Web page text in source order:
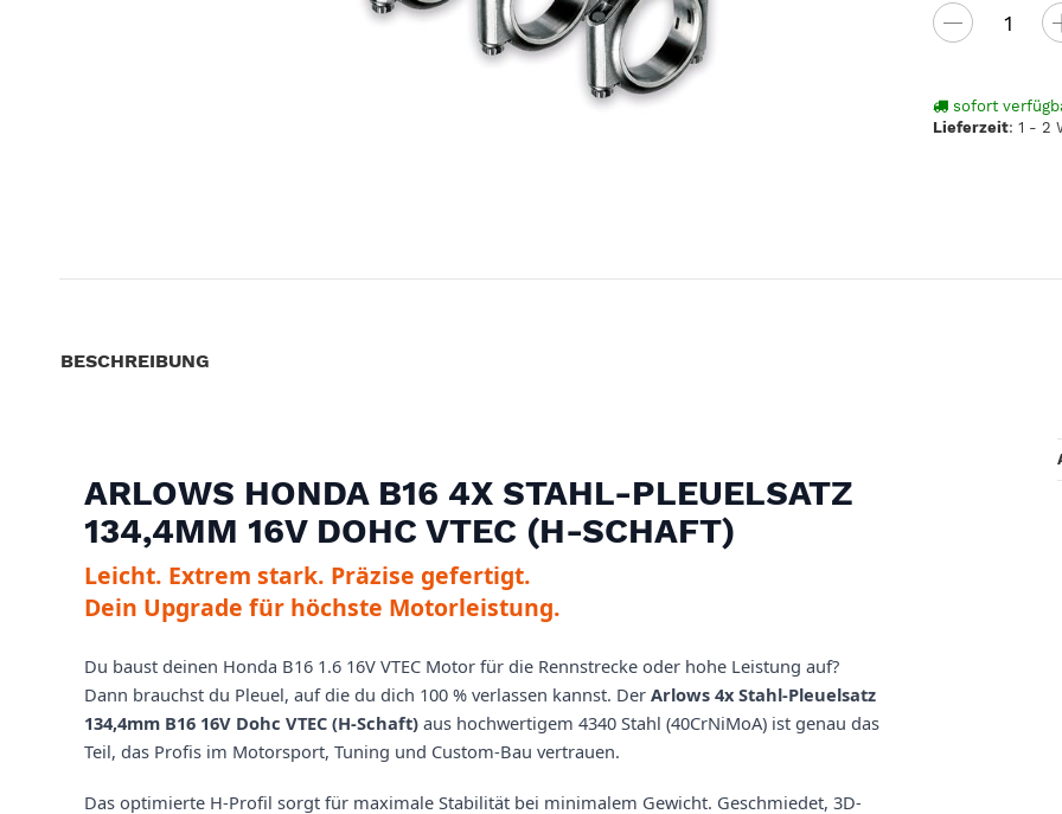
sofort
Lieferzeit:1 - 2
BESCHREIBUNG
ARLOWS HONDA B16 4X STAHL-PLEUELSATZ
134,4MM 16V DOHC VTEC (H-SCHAFT)
Leicht. Extrem stark. Präzise gefertigt.
Dein Upgrade für höchste Motorleistung.
Du baust deinen Honda B16 1.6 16V VTEC Motor für die Rennstrecke oder hohe Leistung auf?
Dann brauchst du Pleuel, auf die du dich 100 % verlassen kannst. Der Arlows 4x Stahl-Pleuelsatz
134,4mm B16 16V Dohc VTEC (H-Schaft) aus hochwertigem 4340 Stahl (40CrNiMoA) ist genau das
Teil, das Profis im Motorsport, Tuning und Custom-Bau vertrauen.
Das optimierte H-Profil sorgt für maximale Stabilität bei minimalem Gewicht. Geschmiedet, 3D-